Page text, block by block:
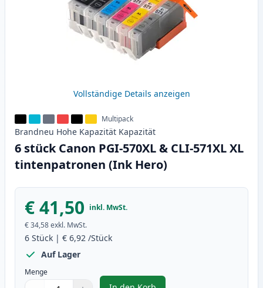
Vollständige Details anzeigen
Multipack
Brandneu Hohe Kapazität Kapazität
6 stück Canon PGI-570XL & CLI-571XL XL
tintenpatronen (Ink Hero)
€ 41,50 inkl. MwSt.
€ 34,58exkl. MwSt.
6 Stück | € 6,92 /Stück
Auf Lager
Menge